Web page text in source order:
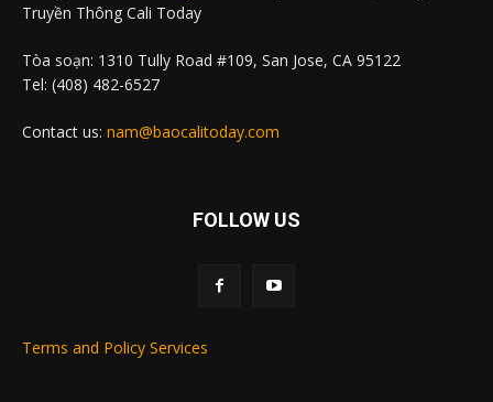
Truyền Thông Cali Today
Tòa soạn: 1310 Tully Road #109, San Jose, CA 95122
Tel: (408) 482-6527
Contact us: nam@baocalitoday.com
FOLLOW US
Terms and Policy Services